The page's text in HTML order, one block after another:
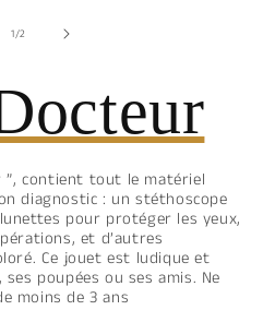
1/de2
”, contient tout le matériel
diagnostic : un stéthoscope
pour protéger les yeux,
et d’autres
Ce jouet est ludique et
poupées ou ses amis. Ne
moins de 3 ans